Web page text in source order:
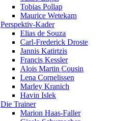
Tobias Pollap
Maurice Wetekam
Perspektiv-Kader
Elias de Souza
Carl-Frederick Droste
Jannis Katirtzis
Francis Kessler
Alois Martin Cousin
Lena Cornelissen
Marley Kranich
Havin Islek
Die Trainer
Marion Haas-Faller